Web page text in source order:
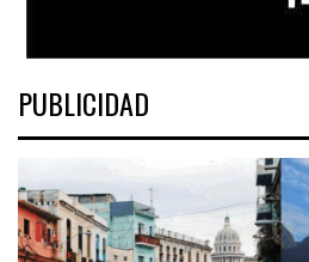
PUBLICIDAD